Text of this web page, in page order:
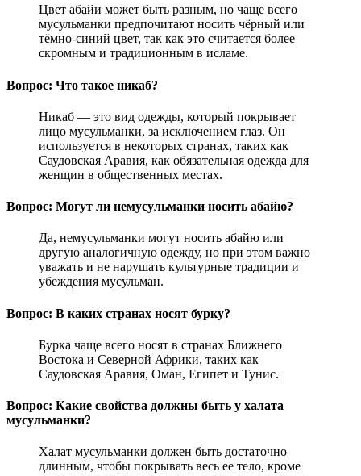
Цвет абайи может быть разным, но чаще всего
мусульманки предпочитают носить чёрный или
тёмно-синий цвет, так как это считается более
скромным и традиционным в исламе.
Вопрос: Что такое никаб?
Никаб — это вид одежды, который покрывает
лицо мусульманки, за исключением глаз. Он
используется в некоторых странах, таких как
Саудовская Аравия, как обязательная одежда для
женщин в общественных местах.
Вопрос: Могут ли немусульманки носить абайю?
Да, немусульманки могут носить абайю или
другую аналогичную одежду, но при этом важно
уважать и не нарушать культурные традиции и
убеждения мусульман.
Вопрос: В каких странах носят бурку?
Бурка чаще всего носят в странах Ближнего
Востока и Северной Африки, таких как
Саудовская Аравия, Оман, Египет и Тунис.
Вопрос: Какие свойства должны быть у халата
мусульманки?
Халат мусульманки должен быть достаточно
длинным, чтобы покрывать весь ее тело, кроме